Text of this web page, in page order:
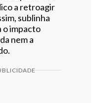
a retroagir
sublinha
o impacto
nem a